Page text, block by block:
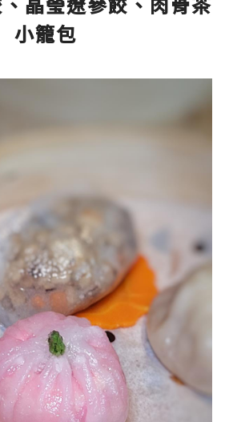
小籠包